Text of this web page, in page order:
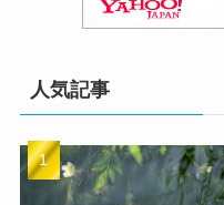
人気記事